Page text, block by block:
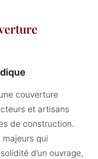
couverture
et artisans
de construction.
majeurs qui
d’un ouvrage,